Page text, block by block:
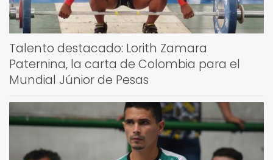
Talento destacado: Lorith Zamara
Paternina, la carta de Colombia para el
Mundial Júnior de Pesas